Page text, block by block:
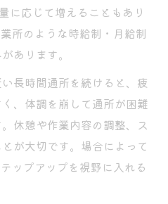
に応じて増えることもあり
所のような時給制・月給制
あります。
長時間通所を続けると、疲
、体調を崩して通所が困難
休憩や作業内容の調整、ス
が大切です。場合によって
ップアップを視野に入れる